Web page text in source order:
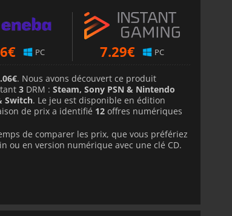
€ PC 7.29€ PC
. Nous avons découvert ce produit
3 DRM : Steam, Sony PSN & Nintendo
Switch. Le jeu est disponible en édition
de prix a identifié 12 offres numériques
de comparer les prix, que vous préfériez
ou en version numérique avec une clé CD.